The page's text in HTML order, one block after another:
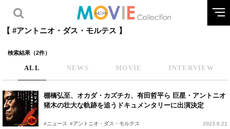
【 #アントニオ・ダス・モルテス 】
検索結果（2件）
ALL NEWS MOVIE INTERVIEW
棚橋弘至、オカダ・カズチカ、有田哲平ら 巨星・アントニオ
猪木の壮大な軌跡を追うドキュメンタリーに出演決定
#ニュース #アントニオ・ダス・モルテス 2023.8.21